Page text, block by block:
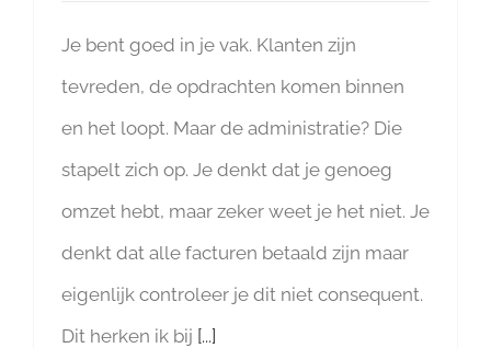
Je bent goed in je vak. Klanten zijn
tevreden, de opdrachten komen binnen
en het loopt. Maar de administratie? Die
stapelt zich op. Je denkt dat je genoeg
omzet hebt, maar zeker weet je het niet. Je
denkt dat alle facturen betaald zijn maar
eigenlijk controleer je dit niet consequent.
Dit herken ik bij [...]